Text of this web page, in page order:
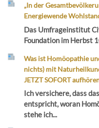
„In der
Energiewende
Das Umfrageinstitut
Foundation im Herbst
Was ist Homöopathie
nichts) mit
JETZT SOFORT
Ich versichere, dass
entspricht, woran
stehe ich...